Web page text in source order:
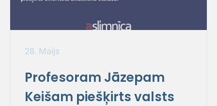
28. Maijs
Profesoram Jāzepam
Keišam piešķirts valsts